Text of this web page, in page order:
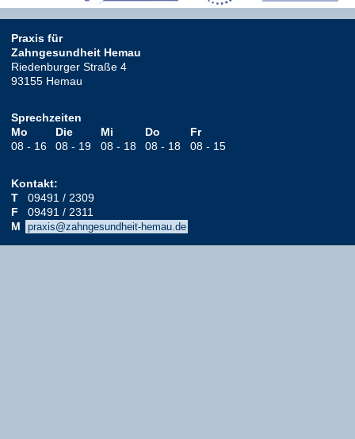
Praxis für
Zahngesundheit Hemau
Riedenburger Straße 4
93155 Hemau
Sprechzeiten
Mo
Die Mi Do
Fr
08 - 16
08 - 19 08 - 18 08 - 18 08 - 15
Kontakt:
T
09491 / 2309
F
09491 / 2311
M
praxis@zahngesundheit-hemau.de